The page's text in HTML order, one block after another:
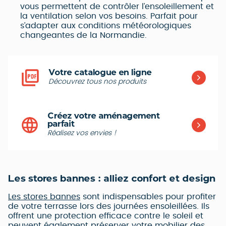
vous permettent de contrôler l’ensoleillement et
la ventilation selon vos besoins. Parfait pour
s’adapter aux conditions météorologiques
changeantes de la Normandie.
Votre catalogue en ligne
Découvrez tous nos produits
Créez votre aménagement
parfait
Réalisez vos envies !
Les stores bannes : alliez confort et design
Les stores bannes sont indispensables pour profiter
de votre terrasse lors des journées ensoleillées. Ils
offrent une protection efficace contre le soleil et